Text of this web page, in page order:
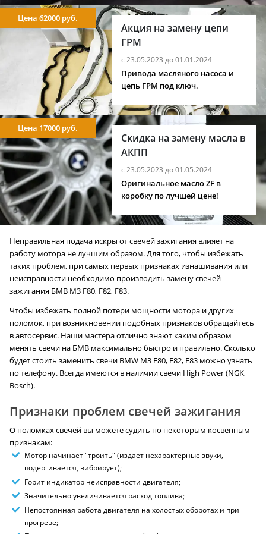
Акция на замену цепи
ГРМ
с 23.05.2023 до 01.01.2024
Цена 62000 руб.
Привода масляного насоса и
цепь ГРМ под ключ.
Скидка на замену масла в
АКПП
с 23.05.2023 до 01.05.2024
Цена 17000 руб.
Оригинальное масло ZF в
коробку по лучшей цене!
Неправильная подача искры от свечей зажигания влияет на
работу мотора не лучшим образом. Для того, чтобы избежать
таких проблем, при самых первых признаках изнашивания или
неисправности необходимо производить замену свечей
зажигания БМВ M3 F80, F82, F83.
Чтобы избежать полной потери мощности мотора и других
поломок, при возникновении подобных признаков обращайтесь
в автосервис. Наши мастера отлично знают каким образом
менять свечи на БМВ максимально быстро и правильно. Сколько
будет стоить заменить свечи BMW M3 F80, F82, F83 можно узнать
по телефону. Всегда имеются в наличии свечи High Power (NGK,
Bosch).
Признаки проблем свечей зажигания
О поломках свечей вы можете судить по некоторым косвенным
признакам:
Мотор начинает "троить" (издает нехарактерные звуки,
подергивается, вибрирует);
Горит индикатор неисправности двигателя;
Значительно увеличивается расход топлива;
Непостоянная работа двигателя на холостых оборотах и при
прогреве;